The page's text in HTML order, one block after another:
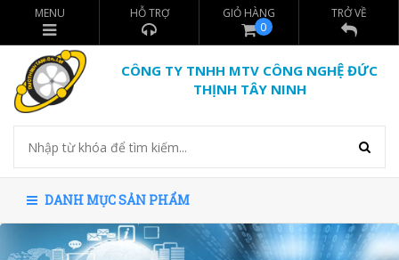
MENU HỖ TRỢ GIỎ HÀNG
0
TRỞ VỀ
CÔNG TY TNHH MTV CÔNG NGHỆ ĐỨC
THỊNH TÂY NINH
DANH MỤC SẢN PHẨM